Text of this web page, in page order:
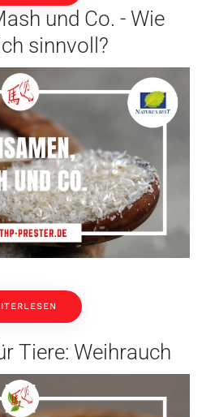
und Co. - Wie
sinnvoll?
Tiere: Weihrauch